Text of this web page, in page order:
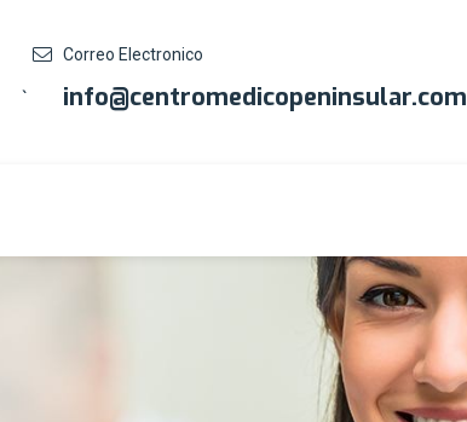
`
Correo Electronico
info@centromedicopeninsular.com